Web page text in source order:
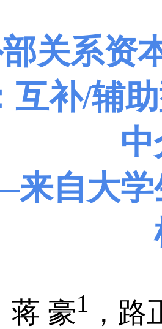
关系资
互补/辅
自大学
蒋 豪1 ，路